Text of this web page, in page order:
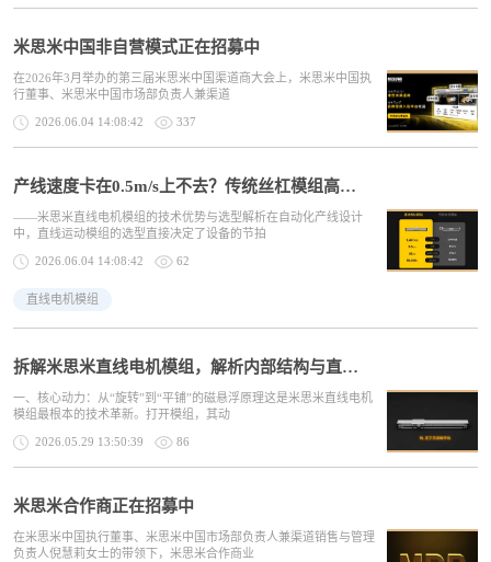
米思米中国非自营模式正在招募中
在2026年3月举办的第三届米思米中国渠道商大会上，米思米中国执
行董事、米思米中国市场部负责人兼渠道
2026.06.04 14:08:42 337
产线速度卡在0.5m/s上不去？传统丝杠模组高速运行的优化方案
——米思米直线电机模组的技术优势与选型解析在自动化产线设计
中，直线运动模组的选型直接决定了设备的节拍
直线电机模组
2026.06.04 14:08:42 62
拆解米思米直线电机模组，解析内部结构与直驱设计逻辑
一、核心动力：从“旋转”到“平铺”的磁悬浮原理这是米思米直线电机
模组最根本的技术革新。打开模组，其动
2026.05.29 13:50:39 86
米思米合作商正在招募中
在米思米中国执行董事、米思米中国市场部负责人兼渠道销售与管理
负责人倪慧莉女士的带领下，米思米合作商业